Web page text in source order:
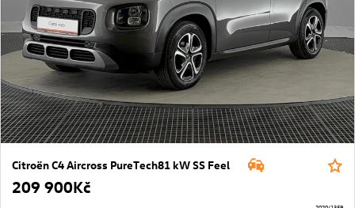
Citroën C4 Aircross PureTech81 kW SS Feel
209 900Kč